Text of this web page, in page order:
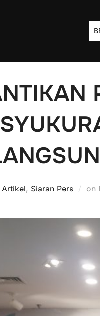
Artikel, Siaran Pers on